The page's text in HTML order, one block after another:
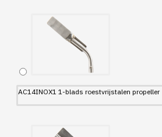
AC14INOX1 1-blads roestvrijstalen propeller